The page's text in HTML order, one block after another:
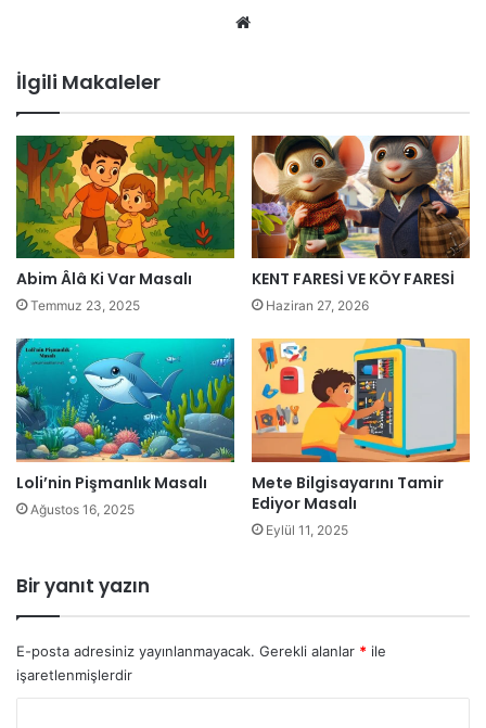
İlgili Makaleler
Abim Âlâ Ki Var Masalı
Temmuz 23, 2025
KENT FARESİ VE KÖY FARESİ
Haziran 27, 2026
Loli’nin Pişmanlık Masalı
Ağustos 16, 2025
Mete Bilgisayarını Tamir
Ediyor Masalı
Eylül 11, 2025
Bir yanıt yazın
E-posta adresiniz yayınlanmayacak. Gerekli alanlar * ile
işaretlenmişlerdir